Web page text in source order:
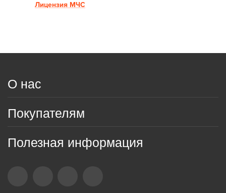
Лицензия МЧС
О нас
Покупателям
Полезная информация